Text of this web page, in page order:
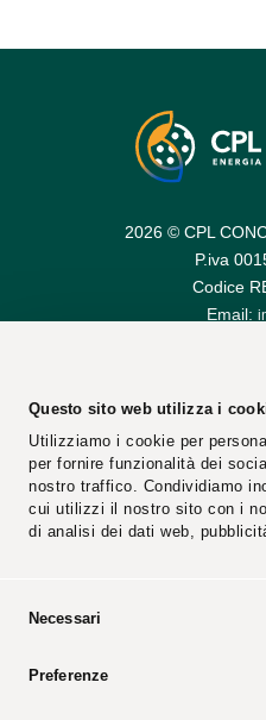
Questo sito web utilizza i
Utilizziamo i cookie per
per fornire funzionalità dei
nostro traffico. Condividiamo
cui utilizzi il nostro sito con i
di analisi dei dati web,
Necessari
Preferenze
2026 © CPL
P.iva
Codice
Email: